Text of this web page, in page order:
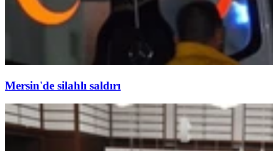
Mersin'de silahlı saldırı